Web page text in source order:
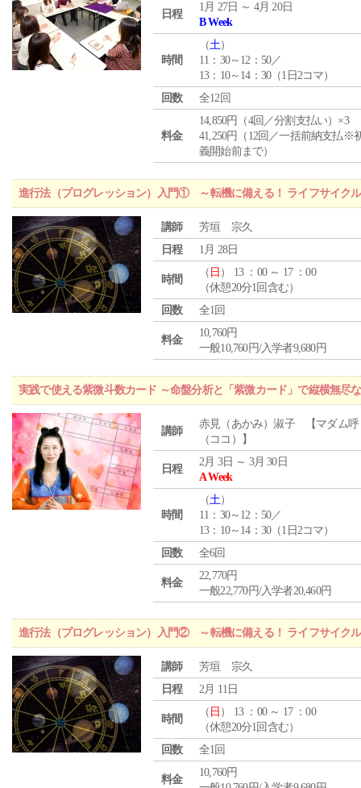
日程
1月 27日 ～ 4月 20日
B Week
時間
（土）
11：30～12：50／
13：10～14：30（1日2コマ）
回数
全12回
料金
14,850円（4回／分割支払い）×3
41,250円（12回／一括前納支払※
義開始前まで）
進行法（プログレッション）入門① ～転機に備える！ ライフサイク
講師
芳垣 宗久
日程
1月 28日
時間
（ 日 ） 13 ：00 ～ 17 ：00
（休憩20分1回含む）
回数
全1回
料金
10,760円
一般10,760円/入学者9,680円
実践で使える紫微斗数カード ～命盤分析と「紫微カード」で縦横無尽
講師
赤見（あかみ）淑子 【マダム呼
（ココ）】
日程
2月 3日 ～ 3月 30日
A Week
時間
（土）
11：30～12：50／
13：10～14：30（1日2コマ）
回数
全6回
料金
22,770円
一般22,770円/入学者20,460円
進行法（プログレッション）入門② ～転機に備える！ ライフサイク
講師
芳垣 宗久
日程
2月 11日
時間
（ 日 ） 13 ：00 ～ 17 ：00
（休憩20分1回含む）
回数
全1回
料金
10,760円